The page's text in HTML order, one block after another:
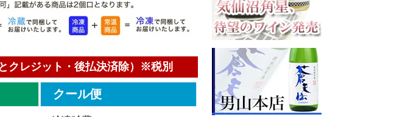
クレジット・後払決済除）※税別
クール便